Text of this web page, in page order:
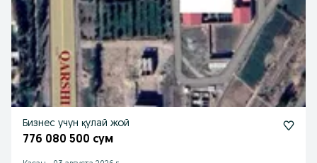
Бизнес учун қулай жой
776 080 500 сум